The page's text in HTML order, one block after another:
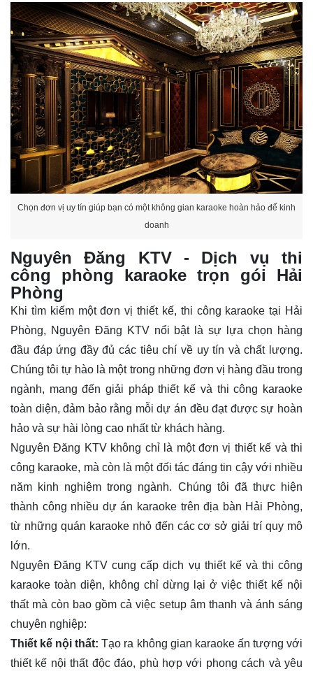
Chọn đơn vị uy tín giúp bạn có một không gian karaoke hoàn hảo để kinh
doanh
Nguyên Đăng KTV - Dịch vụ thi
công phòng karaoke trọn gói Hải
Phòng
Khi tìm kiếm một đơn vị thiết kế, thi công karaoke tại Hải
Phòng, Nguyên Đăng KTV nổi bật là sự lựa chọn hàng
đầu đáp ứng đầy đủ các tiêu chí về uy tín và chất lượng.
Chúng tôi tự hào là một trong những đơn vị hàng đầu trong
ngành, mang đến giải pháp thiết kế và thi công karaoke
toàn diện, đảm bảo rằng mỗi dự án đều đạt được sự hoàn
hảo và sự hài lòng cao nhất từ khách hàng.
Nguyên Đăng KTV không chỉ là một đơn vị thiết kế và thi
công karaoke, mà còn là một đối tác đáng tin cậy với nhiều
năm kinh nghiệm trong ngành. Chúng tôi đã thực hiện
thành công nhiều dự án karaoke trên địa bàn Hải Phòng,
từ những quán karaoke nhỏ đến các cơ sở giải trí quy mô
lớn.
Nguyên Đăng KTV cung cấp dịch vụ thiết kế và thi công
karaoke toàn diện, không chỉ dừng lại ở việc thiết kế nội
thất mà còn bao gồm cả việc setup âm thanh và ánh sáng
chuyên nghiệp:
Thiết kế nội thất:Tạo ra không gian karaoke ấn tượng với
thiết kế nội thất độc đáo, phù hợp với phong cách và yêu